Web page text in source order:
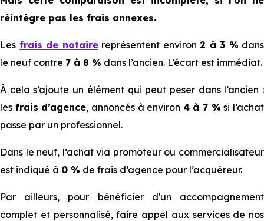
réintègre pas les frais annexes.
Les frais de notairereprésentent environ 2 à 3 % dans
le neuf contre 7 à 8 % dans l’ancien. L’écart est immédiat.
À cela s’ajoute un élément qui peut peser dans l’ancien :
les frais d’agence, annoncés à environ 4 à 7 % si l’achat
passe par un professionnel.
Dans le neuf, l’achat via promoteur ou commercialisateur
est indiqué à 0 % de frais d’agence pour l’acquéreur.
Par ailleurs, pour bénéficier d'un accompagnement
complet et personnalisé, faire appel aux services de nos